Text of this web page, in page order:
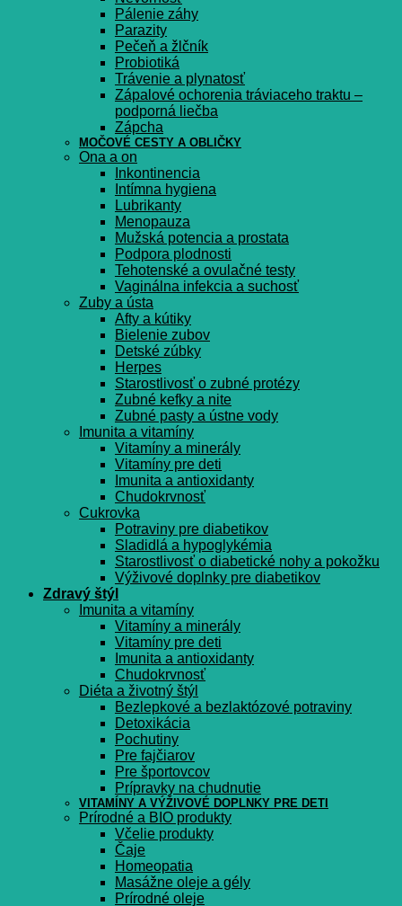
Pálenie záhy
Parazity
Pečeň a žlčník
Probiotiká
Trávenie a plynatosť
Zápalové ochorenia tráviaceho traktu –
podporná liečba
Zápcha
MOČOVÉ CESTY A OBLIČKY
Ona a on
Inkontinencia
Intímna hygiena
Lubrikanty
Menopauza
Mužská potencia a prostata
Podpora plodnosti
Tehotenské a ovulačné testy
Vaginálna infekcia a suchosť
Zuby a ústa
Afty a kútiky
Bielenie zubov
Detské zúbky
Herpes
Starostlivosť o zubné protézy
Zubné kefky a nite
Zubné pasty a ústne vody
Imunita a vitamíny
Vitamíny a minerály
Vitamíny pre deti
Imunita a antioxidanty
Chudokrvnosť
Cukrovka
Potraviny pre diabetikov
Sladidlá a hypoglykémia
Starostlivosť o diabetické nohy a pokožku
Výživové doplnky pre diabetikov
Zdravý štýl
Imunita a vitamíny
Vitamíny a minerály
Vitamíny pre deti
Imunita a antioxidanty
Chudokrvnosť
Diéta a životný štýl
Bezlepkové a bezlaktózové potraviny
Detoxikácia
Pochutiny
Pre fajčiarov
Pre športovcov
Prípravky na chudnutie
VITAMÍNY A VÝŽIVOVÉ DOPLNKY PRE DETI
Prírodné a BIO produkty
Včelie produkty
Čaje
Homeopatia
Masážne oleje a gély
Prírodné oleje